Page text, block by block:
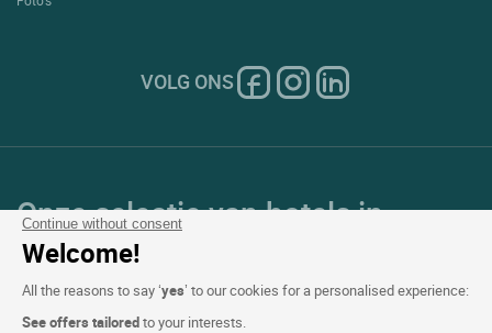
Continue without consent
Welcome!
All the reasons to say ‘yes’ to our cookies for a personalised experience:
See offers tailoredto your interests.
VOLG ONS
Onze selectie van hotels in
Frankrijk en Europa
Top Landen